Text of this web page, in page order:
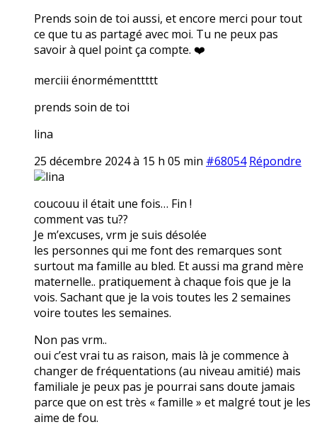
Prends soin de toi aussi, et encore merci pour tout
ce que tu as partagé avec moi. Tu ne peux pas
savoir à quel point ça compte. ❤️
merciii énormémenttttt
prends soin de toi
lina
25 décembre 2024 à 15 h 05 min #68054 Répondre
lina
coucouu il était une fois… Fin !
comment vas tu??
Je m’excuses, vrm je suis désolée
les personnes qui me font des remarques sont
surtout ma famille au bled. Et aussi ma grand mère
maternelle.. pratiquement à chaque fois que je la
vois. Sachant que je la vois toutes les 2 semaines
voire toutes les semaines.
Non pas vrm..
oui c’est vrai tu as raison, mais là je commence à
changer de fréquentations (au niveau amitié) mais
familiale je peux pas je pourrai sans doute jamais
parce que on est très « famille » et malgré tout je les
aime de fou.